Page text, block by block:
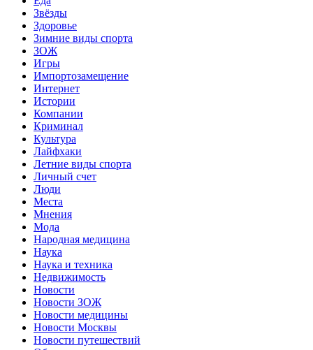
Звёзды
Здоровье
Зимние виды спорта
ЗОЖ
Игры
Импортозамещение
Интернет
Истории
Компании
Криминал
Культура
Лайфхаки
Летние виды спорта
Личный счет
Люди
Места
Мнения
Мода
Народная медицина
Наука
Наука и техника
Недвижимость
Новости
Новости ЗОЖ
Новости медицины
Новости Москвы
Новости путешествий